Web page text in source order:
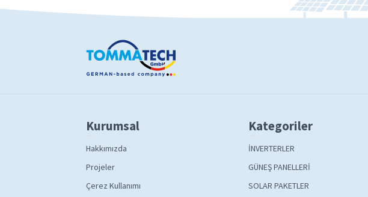
Kurumsal
Hakkımızda
Projeler
Çerez Kullanımı
Kategoriler
İNVERTERLER
GÜNEŞ PANELLERİ
SOLAR PAKETLER